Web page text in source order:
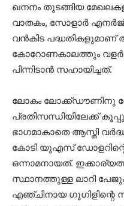
ഖനനം തുടങ്ങിയ
വാതകം, സോളാര്‍
വന്‍കിട
കോറോണകാലത്തും
പിന്നിടാന്‍ സഹായിച്ചത്.
ലോകം ലോക്ക്ഡൗണിനു
പ്രതിസന്ധിയിലേക്ക്
ഭാഗമാകാതെ ആസ്തി
കോടി യുഎസ് ഡോളറിന്റെ
ഒന്നാമനായത്.
സ്ഥാനത്തുള്ള ലാറി
എഞ്ചിനായ ഗൂഗിളിന്റെ